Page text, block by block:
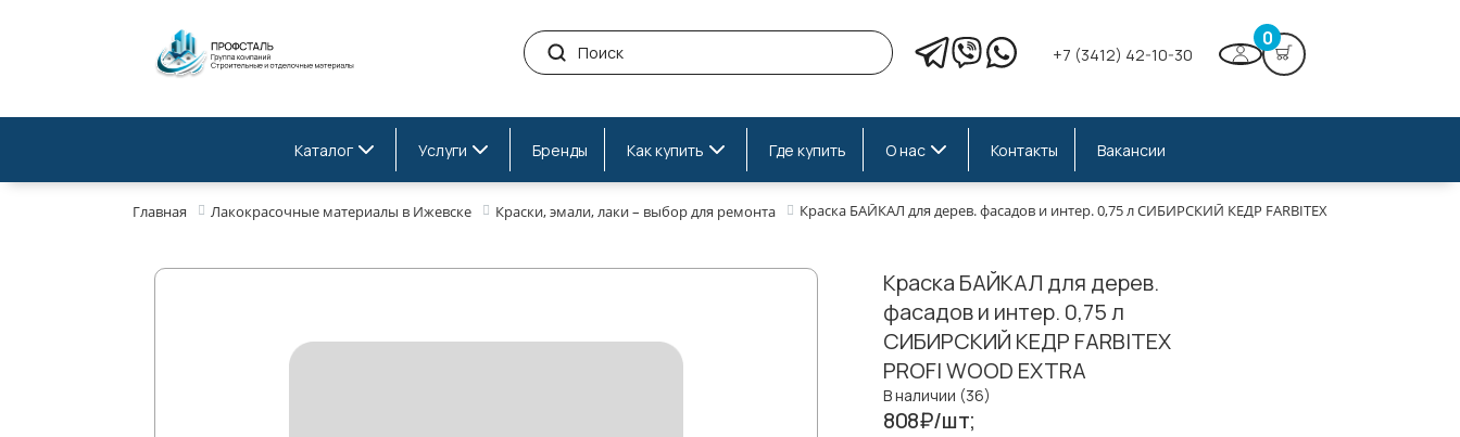
+7 (3412) 42-10-30
0
Каталог Услуги Бренды Как купить Где купить О нас Контакты Вакансии
Главная Лакокрасочные материалы в Ижевске Краски, эмали, лаки – выбор для ремонта Краска БАЙКАЛ для дерев. фасадов и интер. 0,75 л СИБИРСКИЙ КЕДР FARBITEX PROFI WOOD
Краска БАЙКАЛ для дерев.
фасадов и интер. 0,75 л
СИБИРСКИЙ КЕДР FARBITEX
PROFI WOOD EXTRA
В наличии (36)
808₽/шт;